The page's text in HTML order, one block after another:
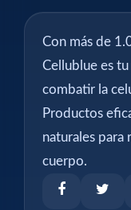
Con más de
Cellublue es
combatir la
Productos
naturales para
cuerpo.